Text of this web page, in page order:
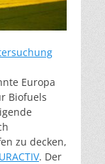
Europa
Biofuels
zu decken,
. Der